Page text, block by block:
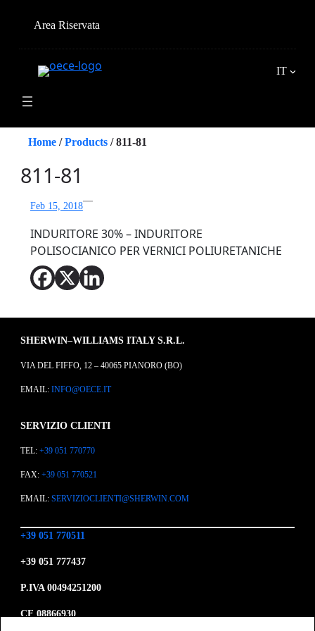
Area Riservata
IT
Home /Products /811-81
811-81
Feb 15, 2018—
INDURITORE 30% – INDURITORE
POLISOCIANICO PER VERNICI POLIURETANICHE
SHERWIN–WILLIAMS ITALY S.R.L.
VIA DEL FIFFO, 12 – 40065 PIANORO (BO)
EMAIL:INFO@OECE.IT
SERVIZIO CLIENTI
TEL:+39 051 770770
FAX:+39 051 770521
EMAIL:SERVIZIOCLIENTI@SHERWIN.COM
+39 051 770511
+39 051 777437
P.IVA 00494251200
CF 08866930